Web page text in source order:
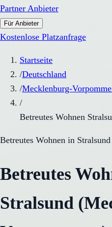
Partner Anbieter
Für Anbieter
Kostenlose Platzanfrage
Startseite
/Deutschland
/Mecklenburg-
/
Betreutes Wohnen
Betreutes Wohnen in Stralsund
Betreutes
Stralsund